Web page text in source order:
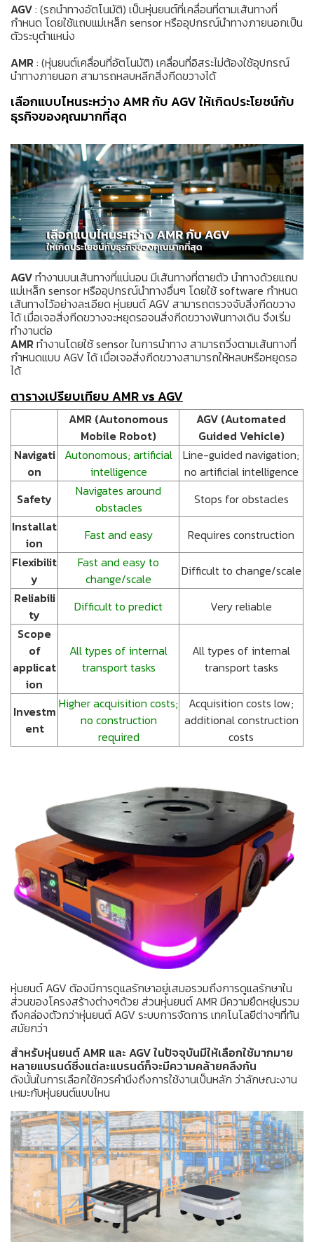
AGV: (รถนำทางอัตโนมัติ) เป็นหุ่นยนต์ที่เคลื่อนที่ตามเส้นทางที่
กำหนด โดยใช้แถบแม่เหล็ก sensor หรืออุปกรณ์นำทางภายนอกเป็น
ตัวระบุตำแหน่ง
AMR: (หุ่นยนต์เคลื่อนที่อัตโนมัติ) เคลื่อนที่อิสระไม่ต้องใช้อุปกรณ์
นำทางภายนอก สามารถหลบหลีกสิ่งกีดขวางได้
เลือกแบบไหนระหว่าง AMR กับ AGV ให้เกิดประโยชน์กับ
ธุรกิจของคุณมากที่สุด
AGVทำงานบนเส้นทางที่แน่นอน มีเส้นทางที่ตายตัว นำทางด้วยแถบ
แม่เหล็ก sensor หรืออุปกรณ์นำทางอื่นๆ โดยใช้ software กำหนด
เส้นทางไว้อย่างละเอียด หุ่นยนต์ AGV สามารถตรวจจับสิ่งกีดขวาง
ได้ เมื่อเจอสิ่งกีดขวางจะหยุดรอจนสิ่งกีดขวางพ้นทางเดิน จึงเริ่ม
ทำงานต่อ
AMRทำงานโดยใช้ sensor ในการนำทาง สามารถวิ่งตามเส้นทางที่
กำหนดแบบ AGV ได้ เมื่อเจอสิ่งกีดขวางสามารถให้หลบหรือหยุดรอ
ได้
ตารางเปรียบเทียบ AMR vs AGV
AMR (Autonomous
Mobile Robot)
AGV (Automated
Guided Vehicle)
Navigati
on
Autonomous; artificial
intelligence
Line-guided navigation;
no artificial intelligence
Safety
Navigates around
obstacles
Stops for obstacles
Installat
ion
Fast and easy
Requires construction
Flexibilit
y
Fast and easy to
change/scale
Difficult to change/scale
Reliabili
ty
Difficult to predict
Very reliable
Scope
of
applicat
ion
All types of internal
transport tasks
All types of internal
transport tasks
Investm
ent
Higher acquisition costs;
no construction
required
Acquisition costs low;
additional construction
costs
หุ่นยนต์ AGV ต้องมีการดูแลรักษาอยู่เสมอรวมถึงการดูแลรักษาใน
ส่วนของโครงสร้างต่างๆด้วย ส่วนหุ่นยนต์ AMR มีความยืดหยุ่นรวม
ถึงคล่องตัวกว่าหุ่นยนต์ AGV ระบบการจัดการ เทคโนโลยีต่างๆที่ทัน
สมัยกว่า
สำหรับหุ่นยนต์ AMR และ AGV ในปัจจุบันมีให้เลือกใช้มากมาย
หลายแบรนด์ซึ่งแต่ละแบรนด์ก็จะมีความคล้ายคลึงกัน
ดังนั้นในการเลือกใช้ควรคำนึงถึงการใช้งานเป็นหลัก ว่าลักษณะงาน
เหมะกับหุ่นยนต์แบบไหน